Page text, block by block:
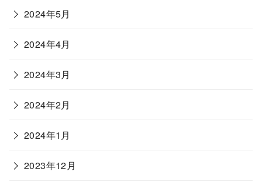
2024年5月
2024年4月
2024年3月
2024年2月
2024年1月
2023年12月